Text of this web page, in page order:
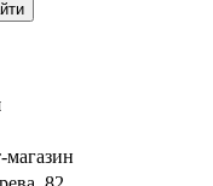
магазин